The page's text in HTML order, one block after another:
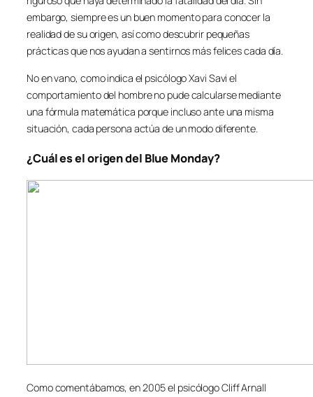
embargo, siempre es un buen momento para conocer la
realidad de su origen, así como descubrir pequeñas
prácticas que nos ayudan a sentirnos más felices cada día.
No en vano, como indica el psicólogo Xavi Savi el
comportamiento del hombre no pude calcularse mediante
una fórmula matemática porque incluso ante una misma
situación, cada persona actúa de un modo diferente.
¿Cuál es el origen del Blue Monday?
Como comentábamos, en 2005 el psicólogo Cliff Arnall